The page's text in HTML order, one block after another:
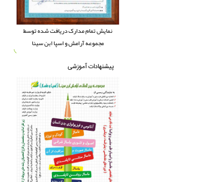
نمایش تمام مدارک دریافت شده توسط
مجموعه آرامش و اسپا ابن سینا
پیشنهادات آموزشی